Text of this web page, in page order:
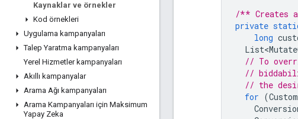
Kaynaklar ve örnekler
Kod örnekleri
Uygulama kampanyaları
Talep Yaratma kampanyaları
Yerel Hizmetler kampanyaları
Akıllı kampanyalar
Arama Ağı kampanyaları
Arama Kampanyaları için Maksimum
Yapay Zeka
/** Creates
private
long
// To
//
// the
for (